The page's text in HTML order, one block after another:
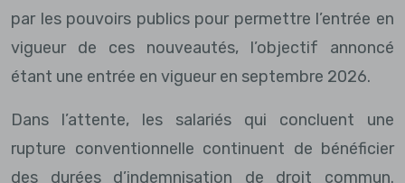
par les pouvoirs publics pour permettre l’entrée en
vigueur de ces nouveautés, l’objectif annoncé
étant une entrée en vigueur en septembre 2026.
Dans l’attente, les salariés qui concluent une
rupture conventionnelle continuent de bénéficier
des durées d’indemnisation de droit commun.